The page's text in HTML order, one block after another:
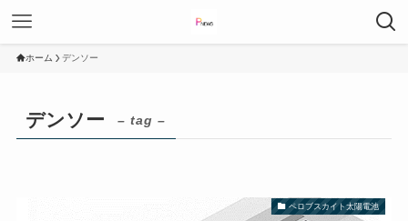
ホーム デンソー
デンソー – tag –
ペロブスカイト太陽電池